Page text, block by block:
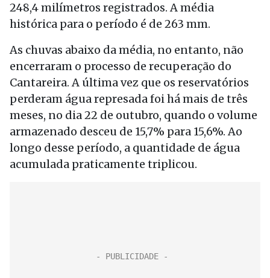
248,4 milímetros registrados. A média
histórica para o período é de 263 mm.
As chuvas abaixo da média, no entanto, não
encerraram o processo de recuperação do
Cantareira. A última vez que os reservatórios
perderam água represada foi há mais de três
meses, no dia 22 de outubro, quando o volume
armazenado desceu de 15,7% para 15,6%. Ao
longo desse período, a quantidade de água
acumulada praticamente triplicou.